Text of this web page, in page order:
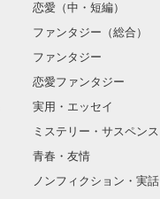
恋愛（中・短編）
ファンタジー（総合）
ファンタジー
恋愛ファンタジー
実用・エッセイ
ミステリー・サスペンス
青春・友情
ノンフィクション・実話